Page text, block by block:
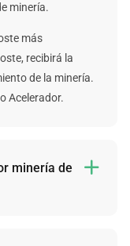
minería.
más
recibirá la
de la minería.
Acelerador.
minería de
